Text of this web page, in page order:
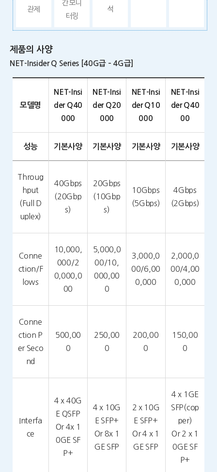
관제
간모니
터링
석
제품의 사양
NET-Insider Q Series [40G급 – 4G급]
모델명
NET-Insi
der Q40
000
NET-Insi
der Q20
000
NET-Insi
der Q10
000
NET-Insi
der Q40
00
성능 기본사양 기본사양 기본사양 기본사양
Throug
hput
(Full D
uplex)
40Gbps
(20Gbp
s)
20Gbps
(10Gbp
s)
10Gbps
(5Gbps)
4Gbps
(2Gbps)
Conne
ction/F
lows
10,000,
000/2
0,000,0
00
5,000,0
00/10,
000,00
0
3,000,0
00/6,00
0,000
2,000,0
00/4,00
0,000
Conne
ction P
er Seco
nd
500,00
0
250,00
0
200,00
0
150,00
0
Interfa
ce
4 x 40G
E QSFP
Or 4x 1
0GE SF
P+
4 x 10G
E SFP+
Or 8x 1
GE SFP
2 x 10G
E SFP+
Or 4 x 1
GE SFP
4 x 1GE
SFP(cop
per)
Or 2 x 1
0GE SF
P+